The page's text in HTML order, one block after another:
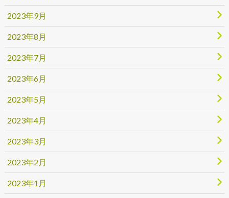
2023年9月
2023年8月
2023年7月
2023年6月
2023年5月
2023年4月
2023年3月
2023年2月
2023年1月